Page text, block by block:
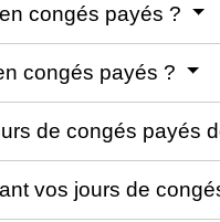
congés payés ?
congés payés ?
de congés payés
vos jours de